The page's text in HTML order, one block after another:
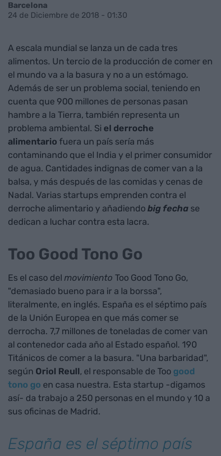
Barcelona
24 de Diciembre de 2018 - 01:30
A escala mundial se lanza un de cada tres
alimentos. Un tercio de la producción de comer en
el mundo va a la basura y no a un estómago.
Además de ser un problema social, teniendo en
cuenta que 900 millones de personas pasan
hambre a la Tierra, también representa un
problema ambiental. Si el derroche
alimentario fuera un país sería más
contaminando que el India y el primer consumidor
de agua. Cantidades indignas de comer van a la
balsa, y más después de las comidas y cenas de
Nadal. Varias startups emprenden contra el
derroche alimentario y añadiendobig fecha se
dedican a luchar contra esta lacra.
Too Good Tono Go
Es el caso del movimiento Too Good Tono Go,
"demasiado bueno para ir a la borssa",
literalmente, en inglés. España es el séptimo país
de la Unión Europea en que más comer se
derrocha. 7,7 millones de toneladas de comer van
al contenedor cada año al Estado español. 190
Titánicos de comer a la basura. "Una barbaridad",
según Oriol Reull, el responsable de Too good
tono go en casa nuestra. Esta startup -digamos
así- da trabajo a 250 personas en el mundo y 10 a
sus oficinas de Madrid.
España es el séptimo país